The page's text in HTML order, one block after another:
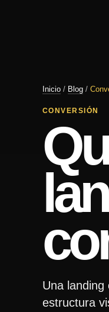
Inicio / Blog /
CONVERSIÓN
Una
estructura